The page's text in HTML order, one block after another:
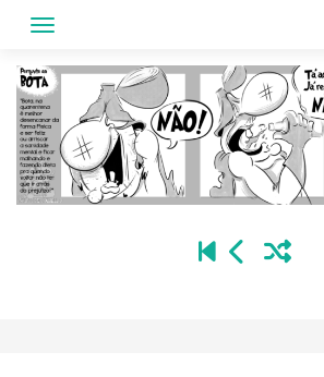
content